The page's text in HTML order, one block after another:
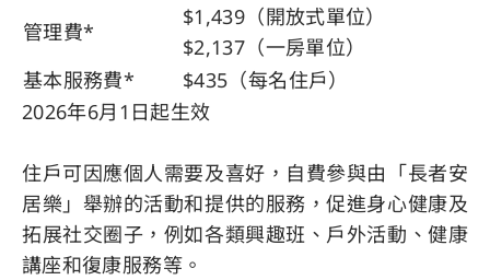
管理費*
$1,439（開放式單位）
$2,137（一房單位）
基本服務費*
$435（每名住戶）
2026年6月1日起生效
住戶可因應個人需要及喜好，自費參與由「長者安
居樂」舉辦的活動和提供的服務，促進身心健康及
拓展社交圈子，例如各類興趣班、戶外活動、健康
講座和復康服務等。